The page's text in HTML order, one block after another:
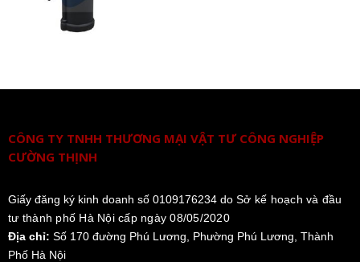
CÔNG TY TNHH THƯƠNG MẠI VẬT TƯ CÔNG NGHIỆP
CƯỜNG THỊNH
Giấy đăng ký kinh doanh số 0109176234 do Sở kế hoạch và đầu
tư thành phố Hà Nội cấp ngày 08/05/2020
Địa chỉ: Số 170 đường Phú Lương, Phường Phú Lương, Thành
Phố Hà Nội